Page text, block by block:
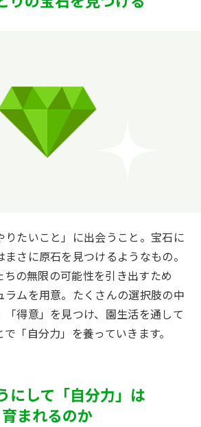
りたいこと」に出会うこと。宝石に
さに原石を見つけるようなもの。
の無限の可能性を引き出すため
ラムを用意。たくさんの選択肢の中
「得意」を見つけ、園生活を通して
「自分力」を養っていきます。
にして「自分力」は
育まれるのか